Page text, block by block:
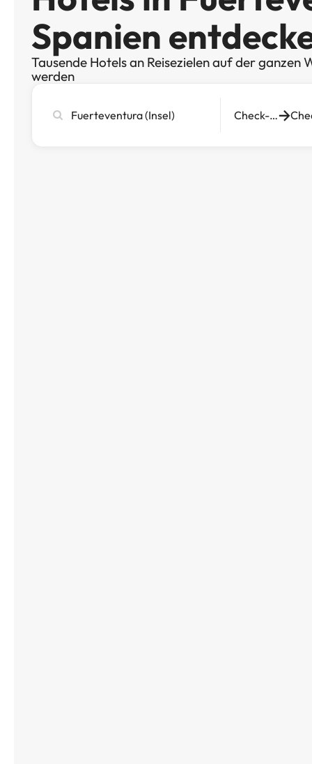
Spanien
Tausende Hotels an Reisezielen auf der
werden
Hotel
Check-in